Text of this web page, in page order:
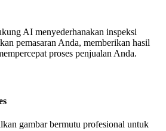
AI menyederhanakan inspeksi
pemasaran Anda, memberikan hasil
proses penjualan Anda.
gambar bermutu profesional untuk